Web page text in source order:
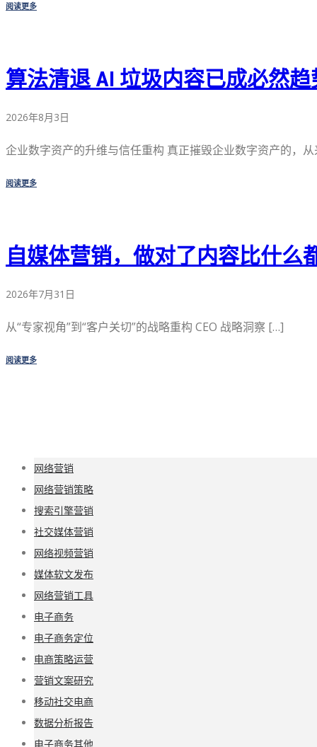
阅读更多
算法清退 AI 垃圾内容已成必然趋
2026年8月3日
企业数字资产的升维与信任重构 真正摧毁企业数字资产的，
阅读更多
自媒体营销，做对了内容比什么
2026年7月31日
从“专家视角”到“客户关切”的战略重构 CEO 战略洞察 […]
阅读更多
网络营销
网络营销策略
搜索引擎营销
社交媒体营销
网络视频营销
媒体软文发布
网络营销工具
电子商务
电子商务定位
电商策略运营
营销文案研究
移动社交电商
数据分析报告
电子商务其他